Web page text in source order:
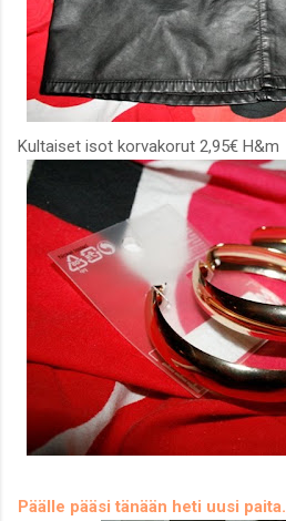
Kultaiset isot korvakorut 2,95€ H&m
Päälle pääsi tänään heti uusi paita.